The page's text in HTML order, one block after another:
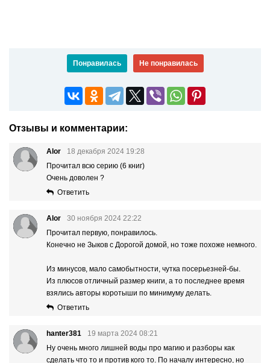
Понравилась Не понравилась
Отзывы и комментарии:
Alor
18 декабря 2024 19:28
Прочитал всю серию (6 книг)
Очень доволен ?
Ответить
Alor
30 ноября 2024 22:22
Прочитал первую, понравилось.
Конечно не Зыков с Дорогой домой, но тоже похоже немного.
Из минусов, мало самобытности, чутка посерьезней-бы.
Из плюсов отличный размер книги, а то последнее время
взялись авторы коротыши по минимуму делать.
Ответить
hanter381
19 марта 2024 08:21
Ну очень много лишней воды про магию и разборы как
сделать что то и против кого то. По началу интересно, но